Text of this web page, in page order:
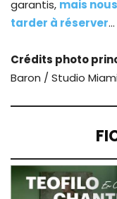
garantis, mais
tarder à réserver…
Crédits photo
Baron / Studio